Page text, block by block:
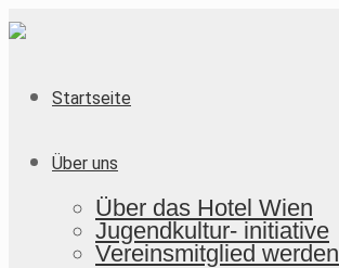
Startseite
Über uns
Über das Hotel Wien
Jugendkultur- initiative
Vereinsmitglied werden